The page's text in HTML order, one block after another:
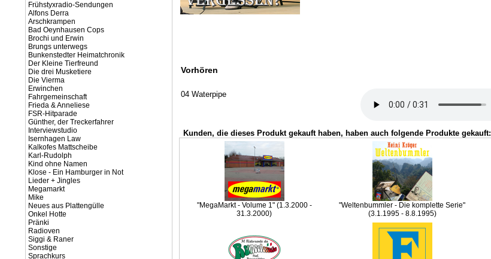
Frühstyxradio-Sendungen
Alfons Derra
Arschkrampen
Bad Oeynhausen Cops
Brochi und Erwin
Brungs unterwegs
Bunkenstedter Heimatchronik
Der Kleine Tierfreund
Die drei Musketiere
Die Vierma
Erwinchen
Fahrgemeinschaft
Frieda & Anneliese
FSR-Hitparade
Günther, der Treckerfahrer
Interviewstudio
Isernhagen Law
Kalkofes Mattscheibe
Karl-Rudolph
Kind ohne Namen
Klose - Ein Hamburger in Not
Lieder + Jingles
Megamarkt
Mike
Neues aus Plattengülle
Onkel Hotte
Pränki
Radioven
Siggi & Raner
Sonstige
Sprachkurs
Vorhören
04 Waterpipe
Kunden, die dieses Produkt gekauft haben, haben auch folgende Produkte gekauft:
"MegaMarkt - Volume 1" (1.3.2000 -
31.3.2000)
"Weltenbummler - Die komplette Serie"
(3.1.1995 - 8.8.1995)